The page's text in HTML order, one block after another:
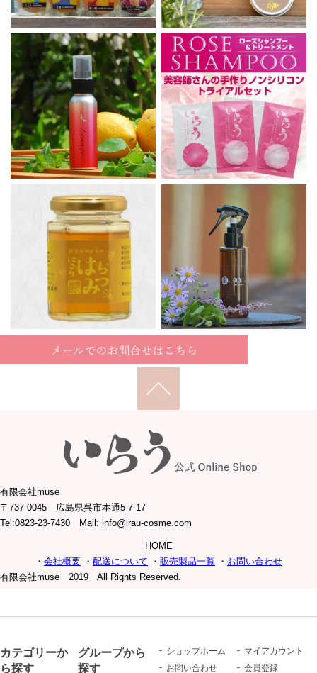
有限会社muse
〒737-0045 広島県呉市本通5-7-17
Tel:0823-23-7430 Mail: info@irau-cosme.com
HOME
・ 会社概要 ・ 配送について ・ 販売製品一覧 ・ お問い合わせ
有限会社muse 2019 All Rights Reserved.
カテゴリーか
ら探す
グループから
探す
ショップホーム
お問い合わせ
マイアカウント
会員登録